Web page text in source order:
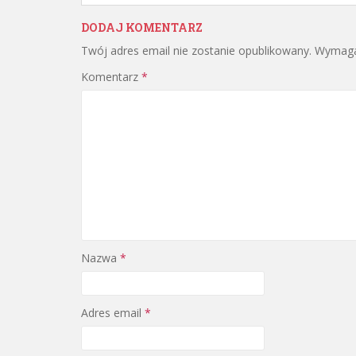
DODAJ KOMENTARZ
Twój adres email nie zostanie opublikowany.
Komentarz *
Nazwa *
Adres email *